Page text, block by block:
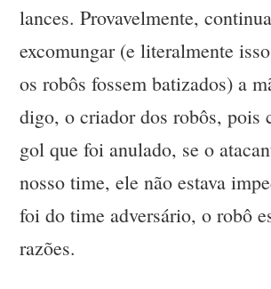
lances. Provavelmente,
excomungar (e literalmente
os robôs fossem batizados) a
digo, o criador dos robôs, pois
gol que foi anulado, se o
nosso time, ele não estava
foi do time adversário, o robô
razões.